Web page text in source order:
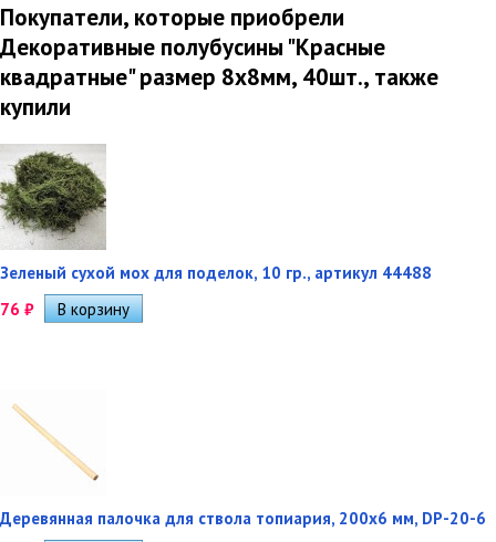
Покупатели, которые приобрели
Декоративные полубусины "Красные
квадратные" размер 8х8мм, 40шт., также
купили
Зеленый сухой мох для поделок, 10 гр., артикул 44488
76 ₽
Деревянная палочка для ствола топиария, 200х6 мм, DP-20-6